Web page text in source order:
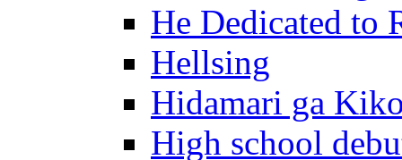
He Dedicated to
Hellsing
Hidamari ga
High school